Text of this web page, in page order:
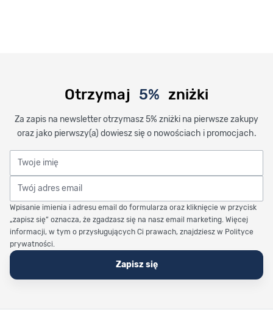
Otrzymaj 5% zniżki
Za zapis na newsletter otrzymasz 5% zniżki na pierwsze zakupy
oraz jako pierwszy(a) dowiesz się o nowościach i promocjach.
Twoje imię
Twój adres email
Wpisanie imienia i adresu email do formularza oraz kliknięcie w przycisk
„zapisz się” oznacza, że zgadzasz się na nasz email marketing. Więcej
informacji, w tym o przysługujących Ci prawach, znajdziesz w Polityce
prywatności.
Zapisz się